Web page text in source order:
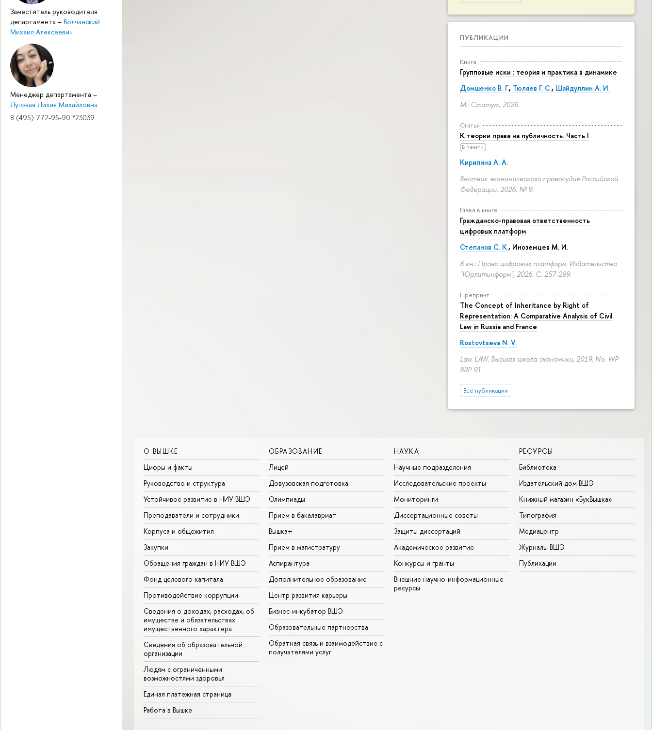
Заместитель руководителя
департамента – Волчанский
Михаил Алексеевич
Менеджер департамента –
Луговая Лилия Михайловна
8 (495) 772-95-90 *23039
ПУБЛИКАЦИИ
Книга
Групповые иски : теория и практика в динамике
Домшенко В. Г., Тюляев Г. С., Шайдуллин А. И.
М.: Статут, 2026.
Статья
К теории права на публичность. Часть I
В печати
Кирилина А. А.
Вестник экономического правосудия Российской
Федерации. 2026. № 9.
Глава в книге
Гражданско-правовая ответственность
цифровых платформ
Степанов С. К., Иноземцев М. И.
В кн.: Право цифровых платформ. Издательство
"Юрлитинформ", 2026. С. 257-289.
Препринт
The Concept of Inheritance by Right of
Representation: A Comparative Analysis of Civil
Law in Russia and France
Rostovtseva N. V.
Law. LAW. Высшая школа экономики, 2019. No. WP
BRP 91.
Все публикации
О ВЫШКЕ
Цифры и факты
Руководство и структура
Устойчивое развитие в НИУ ВШЭ
Преподаватели и сотрудники
Корпуса и общежития
Закупки
Обращения граждан в НИУ ВШЭ
Фонд целевого капитала
Противодействие коррупции
Сведения о доходах, расходах, об
имуществе и обязательствах
имущественного характера
Сведения об образовательной
организации
Людям с ограниченными
возможностями здоровья
Единая платежная страница
Работа в Вышке
ОБРАЗОВАНИЕ
Лицей
Довузовская подготовка
Олимпиады
Прием в бакалавриат
Вышка+
Прием в магистратуру
Аспирантура
Дополнительное образование
Центр развития карьеры
Бизнес-инкубатор ВШЭ
Образовательные партнерства
Обратная связь и взаимодействие с
получателями услуг
НАУКА
Научные подразделения
Исследовательские проекты
Мониторинги
Диссертационные советы
Защиты диссертаций
Академическое развитие
Конкурсы и гранты
Внешние научно-информационные
ресурсы
РЕСУРСЫ
Библиотека
Издательский дом ВШЭ
Книжный магазин «БукВышка»
Типография
Медиацентр
Журналы ВШЭ
Публикации